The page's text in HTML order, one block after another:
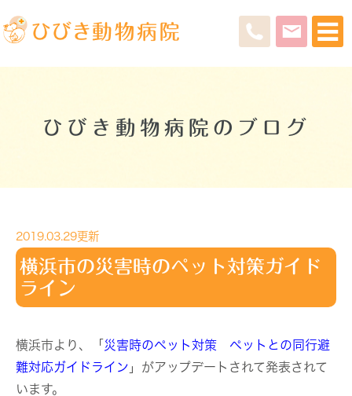
ひびき動物病院のブログ
2019.03.29更新
横浜市の災害時のペット対策ガイド
ライン
横浜市より、「 災害時のペット対策 ペットとの同行避
難対応ガイドライン 」がアップデートされて発表されて
います。